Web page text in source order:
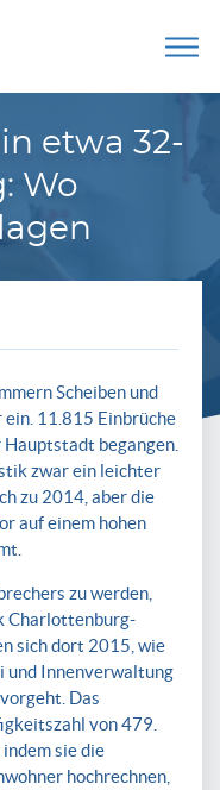
etwa 32-
Wo
Scheiben und
11.815 Einbrüche
begangen.
zwar ein leichter
zu 2014, aber die
auf einem hohen
zu werden,
Charlottenburg-
sich dort 2015, wie
und Innenverwaltung
Das
von 479.
sie die
hochrechnen,